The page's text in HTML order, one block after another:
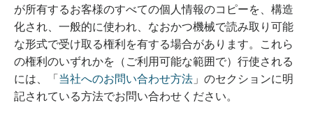
が所有するお客様のすべての個人情報のコピーを、構造
化され、一般的に使われ、なおかつ機械で読み取り可能
な形式で受け取る権利を有する場合があります。これら
の権利のいずれかを（ご利用可能な範囲で）行使される
には、「当社へのお問い合わせ方法 」のセクションに明
記されている方法でお問い合わせください。